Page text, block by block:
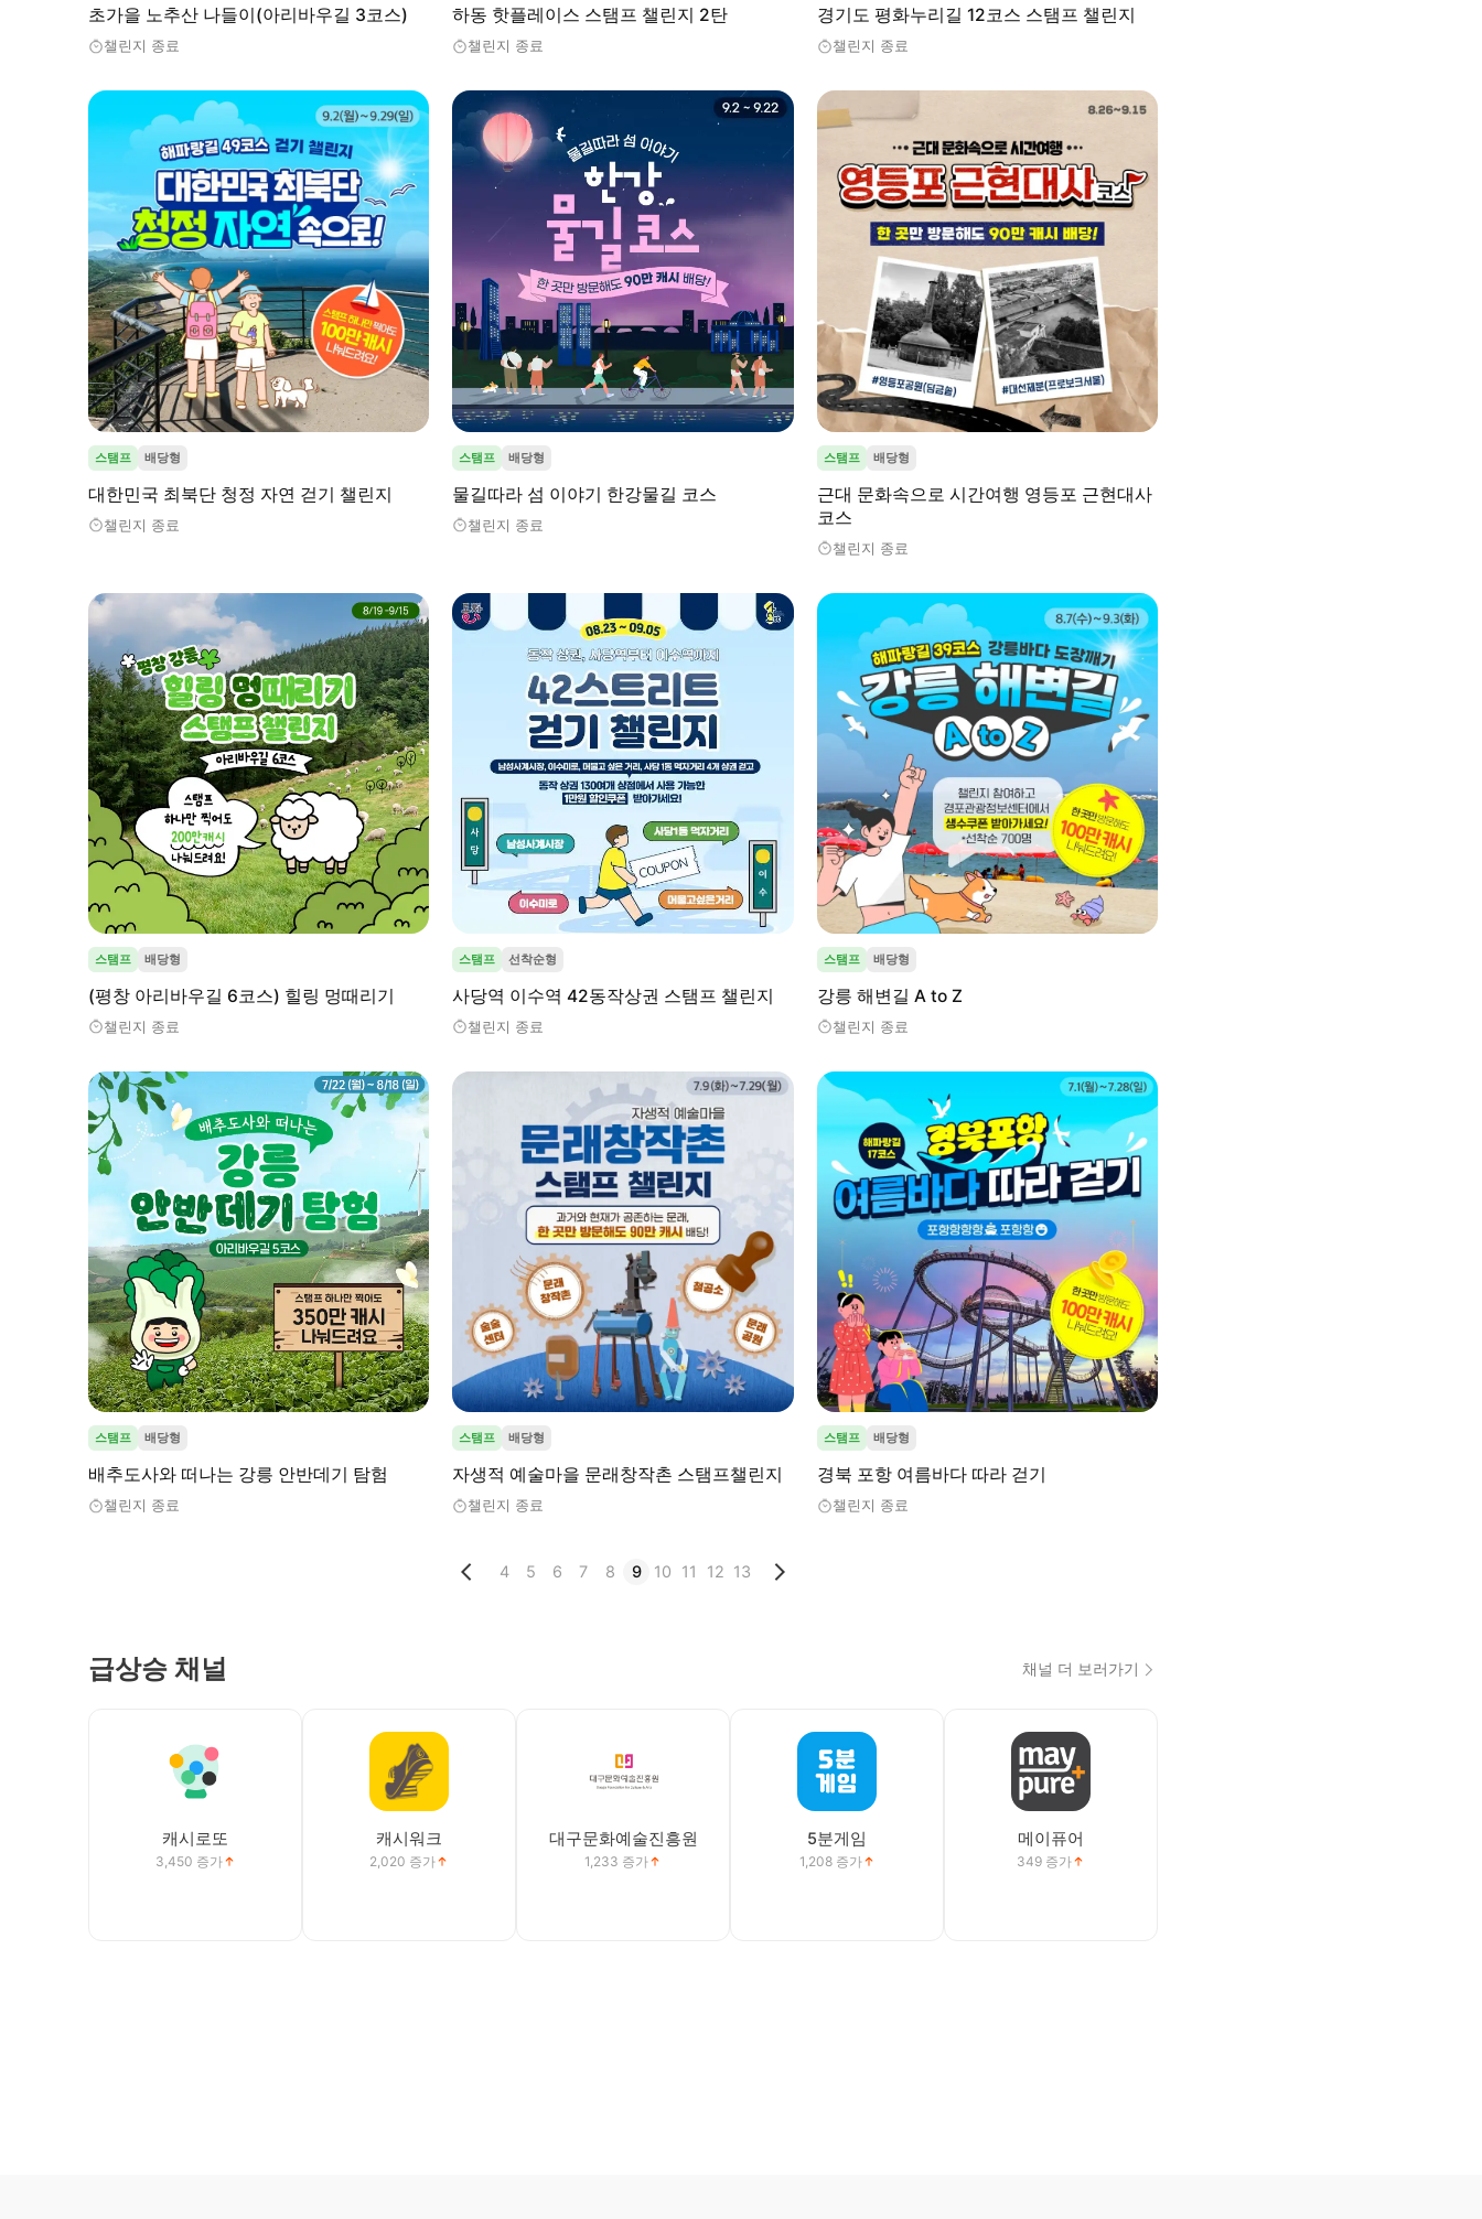
초가을 노추산 나들이(아리바우길 3코스)
챌린지 종료
하동 핫플레이스 스탬프 챌린지 2탄
챌린지 종료
경기도 평화누리길 12코스 스탬프 챌린지
챌린지 종료
스탬프 배당형
대한민국 최북단 청정 자연 걷기 챌린지
챌린지 종료
스탬프 배당형
물길따라 섬 이야기 한강물길 코스
챌린지 종료
스탬프 배당형
근대 문화속으로 시간여행 영등포 근현대사
코스
챌린지 종료
스탬프 배당형
(평창 아리바우길 6코스) 힐링 멍때리기
챌린지 종료
스탬프 선착순형
사당역 이수역 42동작상권 스탬프 챌린지
챌린지 종료
스탬프 배당형
강릉 해변길 A to Z
챌린지 종료
스탬프 배당형
배추도사와 떠나는 강릉 안반데기 탐험
챌린지 종료
스탬프 배당형
자생적 예술마을 문래창작촌 스탬프챌린지
챌린지 종료
스탬프 배당형
경북 포항 여름바다 따라 걷기
챌린지 종료
4 5 6 7 8 9 10 11 12 13
급상승 채널 채널 더 보러가기
캐시로또
3,450 증가
캐시워크
2,020 증가
대구문화예술진흥원
1,233 증가
5분게임
1,208 증가
메이퓨어
349 증가